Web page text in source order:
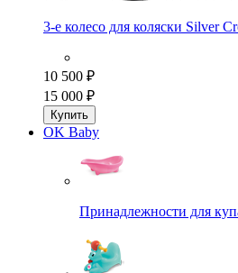
3-е колесо для коляски Silver
10 500 ₽
15 000 ₽
Купить
OK Baby
Принадлежности для